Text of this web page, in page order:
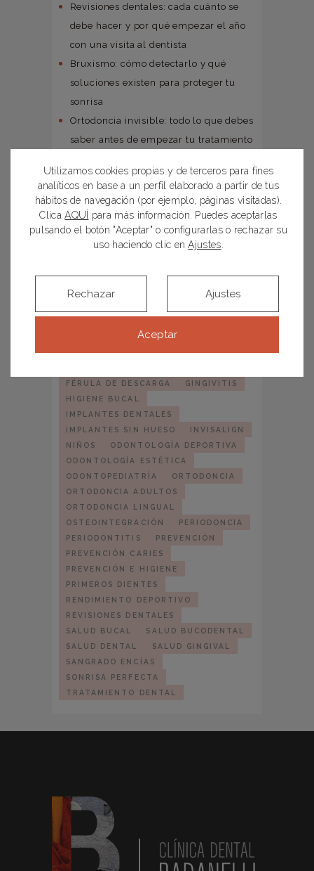
Revisiones dentales: cada cuánto se
debe hacer y por qué empezar el año
con una visita al dentista
Bruxismo: cómo detectarlo y qué
soluciones existen para proteger tu
sonrisa
Ortodoncia invisible: todo lo que debes
saber antes de empezar tu tratamiento
ALINEADORES TRANSPARENTES
BEBÉS
BLANQUEAMIENTO DENTAL EN CASA
CARIES INFANTIL
CARILLAS DENTALES
CEPILLADO
CUIDADO DENTAL
DENTISTA INFANTIL
DESTACADOS
FÉRULA DE DESCARGA
GINGIVITIS
HIGIENE BUCAL
IMPLANTES DENTALES
IMPLANTES SIN HUESO
INVISALIGN
NIÑOS
ODONTOLOGÍA DEPORTIVA
ODONTOLOGÍA ESTÉTICA
ODONTOPEDIATRÍA
ORTODONCIA
ORTODONCIA ADULTOS
ORTODONCIA LINGUAL
OSTEOINTEGRACIÓN
PERIODONCIA
PERIODONTITIS
PREVENCIÓN
PREVENCIÓN CARIES
PREVENCIÓN E HIGIENE
PRIMEROS DIENTES
RENDIMIENTO DEPORTIVO
REVISIONES DENTALES
SALUD BUCAL
SALUD BUCODENTAL
SALUD DENTAL
SALUD GINGIVAL
SANGRADO ENCÍAS
SONRISA PERFECTA
TRATAMIENTO DENTAL
Utilizamos cookies propias y de terceros para fines
analíticos en base a un perfil elaborado a partir de tus
hábitos de navegación (por ejemplo, páginas visitadas).
ClicaAQUÍ
para más información. Puedes aceptarlas
pulsando el botón "Aceptar" o configurarlas o rechazar su
uso haciendo clic enAjustes
Aceptar
Rechazar Ajustes